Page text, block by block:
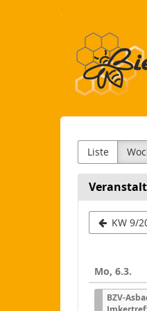
Asbach
und
1883
Liste
KW 9/
Mo, 6.3.
BZV-